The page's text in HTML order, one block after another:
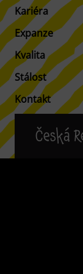
Kariéra
Expanze
Kvalita
Stálost
Kontakt
Česká